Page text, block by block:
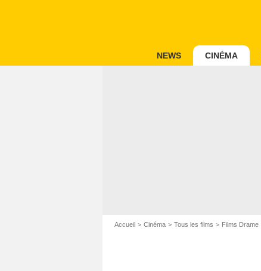
NEWS CINÉMA
Accueil Cinéma Tous les films Films Drame